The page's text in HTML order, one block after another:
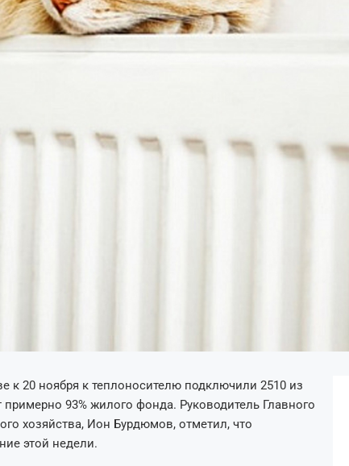
20 ноября к теплоносителю подключили 2510 из
93% жилого фонда. Руководитель Главного
хозяйства, Ион Бурдюмов, отметил, что
этой недели.